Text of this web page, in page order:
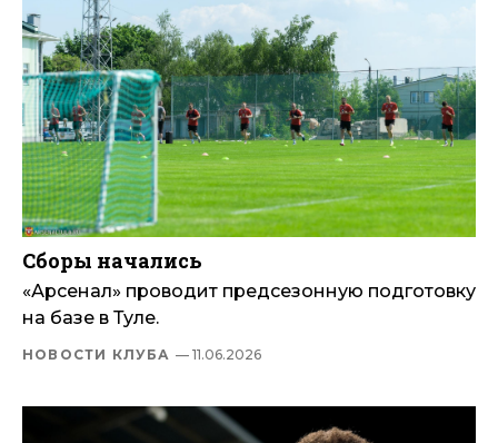
Сборы начались
«Арсенал» проводит предсезонную подготовку
на базе в Туле.
НОВОСТИ КЛУБА — 11.06.2026